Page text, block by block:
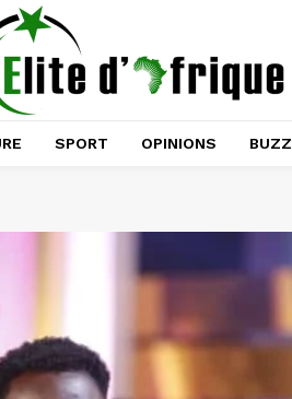
SPORT OPINIONS BUZZ